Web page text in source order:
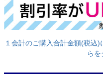
１会計のご購入合計金額(税込
らを